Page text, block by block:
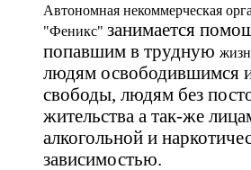
Автономная некоммерческая
"Феникс" занимается
попавшим в трудную
людям освободившимся
свободы, людям без
жительства а так-же
алкогольной и
зависимостью.